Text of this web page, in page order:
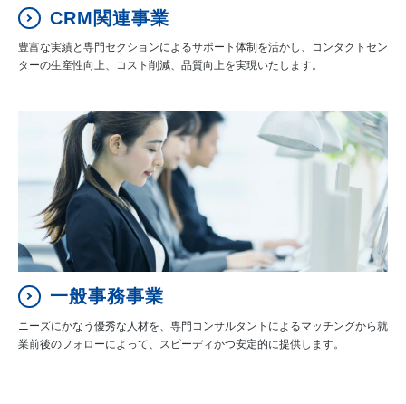
CRM関連事業
豊富な実績と専門セクションによるサポート体制を活かし、コンタクトセン
ターの生産性向上、コスト削減、品質向上を実現いたします。
一般事務事業
ニーズにかなう優秀な人材を、専門コンサルタントによるマッチングから就
業前後のフォローによって、スピーディかつ安定的に提供します。